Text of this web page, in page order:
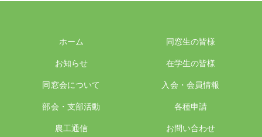
ホーム
お知らせ
同窓会について
部会・支部活動
農工通信
同窓生の皆様
在学生の皆様
入会・会員情報
各種申請
お問い合わせ